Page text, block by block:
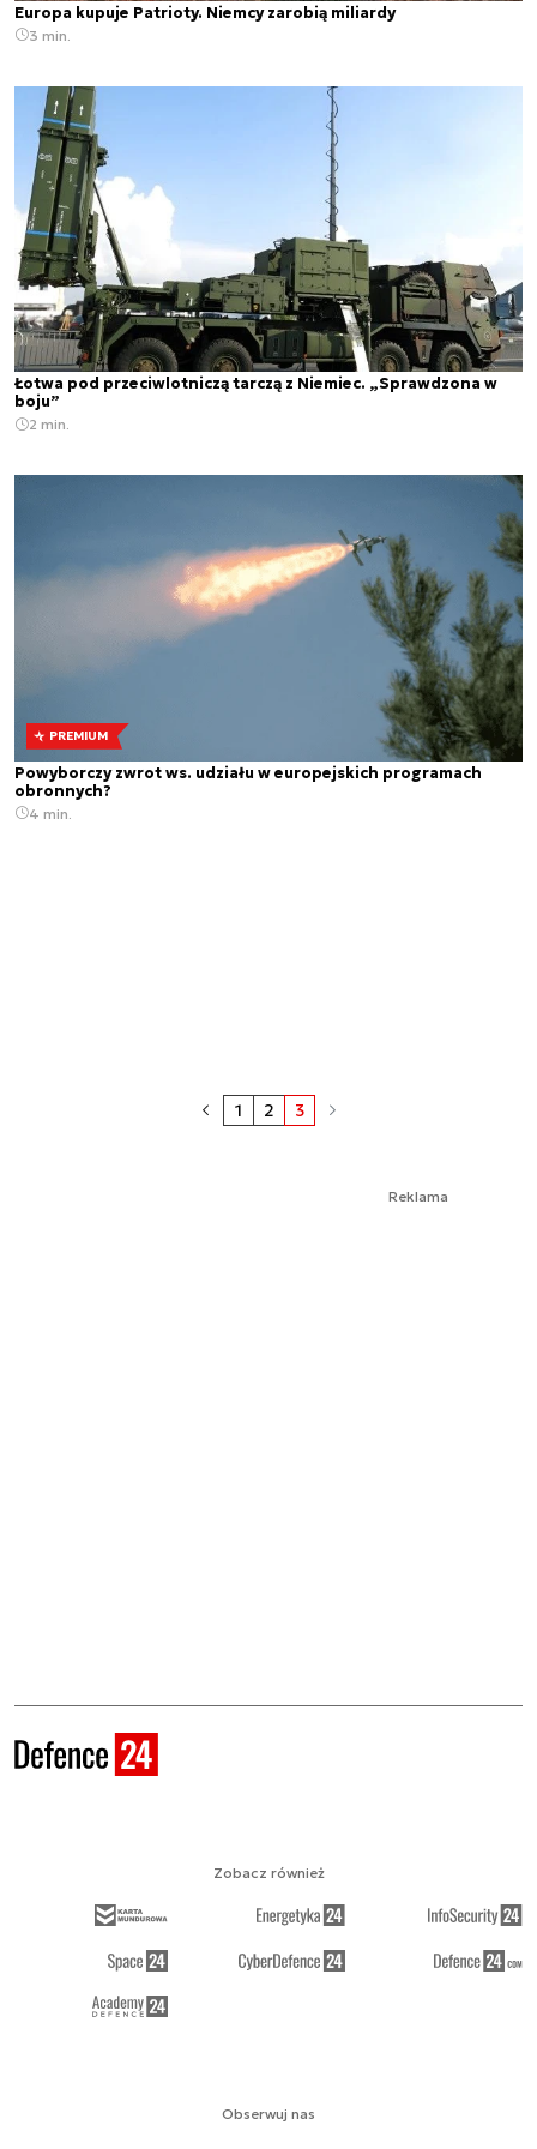
Europa kupuje Patrioty. Niemcy zarobią miliardy
3 min.
Łotwa pod przeciwlotniczą tarczą z Niemiec. „Sprawdzona w
boju”
2 min.
PREMIUM
Powyborczy zwrot ws. udziału w europejskich programach
obronnych?
4 min.
1 2 3
Reklama
Obserwuj nas
Zobacz również